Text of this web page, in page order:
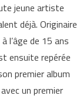
jeune artiste
déjà. Originaire
l’âge de 15 ans
ensuite repérée
premier album
un premier